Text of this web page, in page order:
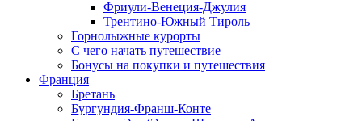
Фриули-Венеция-Джулия
Трентино-Южный Тироль
Горнолыжные курорты
С чего начать путешествие
Бонусы на покупки и путешествия
Франция
Бретань
Бургундия-Франш-Конте